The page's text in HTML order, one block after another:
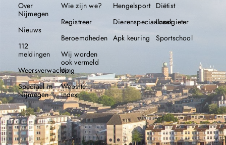
Over
Nijmegen
Nieuws
112
meldingen
Weersverwachting
Speciaal in
Nijmegen
Wie zijn we?
Registreer
Beroemdheden​
Wij worden
ook vermeld
op
Website
index
Hengelsport
Dierenspeciaalzaak
Apk keuring
Diëtist
Loodgieter
Sportschool